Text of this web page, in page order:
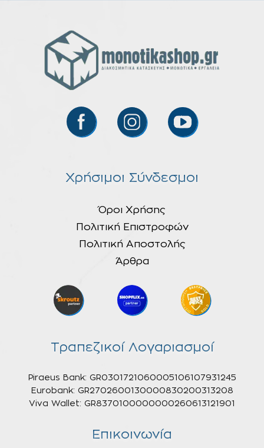
Χρήσιμοι Σύνδεσμοι
Όροι Χρήσης
Πολιτική Επιστροφών
Πολιτική Αποστολής
Άρθρα
Τραπεζικοί Λογαριασμοί
Piraeus Bank: GR0301721060005106107931245
Eurobank: GR2702600130000830200313208
Viva Wallet: GR8370100000000260613121901
Επικοινωνία